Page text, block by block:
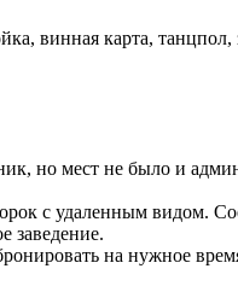
винная карта, танцпол,
но мест не было и
с удаленным видом.
заведение.
на нужное